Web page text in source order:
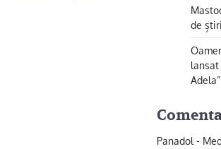
de
lansat
Adela”
Panadol -